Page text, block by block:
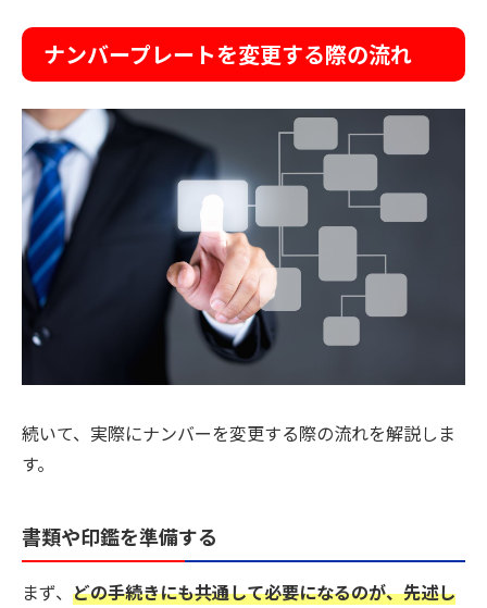
ナンバープレートを変更する際の流れ
続いて、実際にナンバーを変更する際の流れを解説しま
す。
書類や印鑑を準備する
まず、 どの手続きにも共通して必要になるのが、先述し